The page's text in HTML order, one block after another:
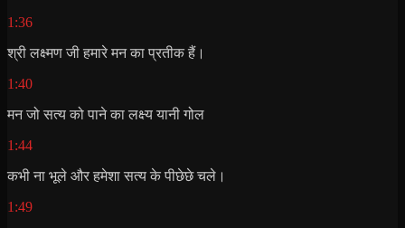
1:36
श्री लक्ष्मण जी हमारे मन का प्रतीक हैं।
1:40
मन जो सत्य को पाने का लक्ष्य यानी गोल
1:44
कभी ना भूले और हमेशा सत्य के पीछेछे चले।
1:49